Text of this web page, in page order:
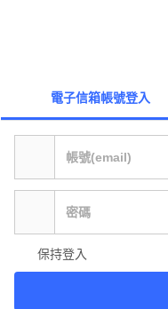
電子信箱帳號登入
保持登入